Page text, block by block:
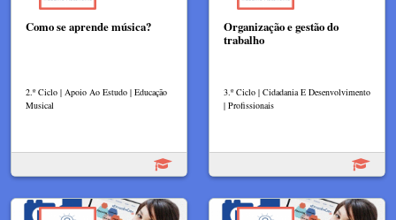
Como se aprende música?
2.º Ciclo | Apoio Ao Estudo | Educação
Musical
Organização e gestão do
trabalho
3.º Ciclo | Cidadania E Desenvolvimento
| Profissionais